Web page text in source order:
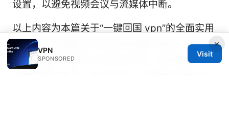
设置，以避免视频会议与流媒体中断。
以上内容为本篇关于“一键回国 vpn”的全面实用
指南。若你需要立刻体验高质量的服务，请结合
本文的促销信息进行评估与尝试，选择最适合你
×
VPN
SPONSORED
Visit